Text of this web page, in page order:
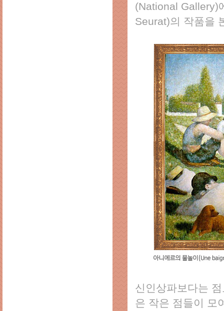
(National Gallery)
Seurat)의 작품을
신인상파보다는
은 작은 점들이 모